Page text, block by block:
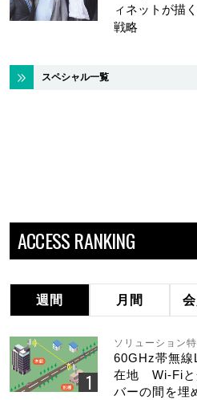
ィネットが描
戦略
スペシャル一覧
ACCESS RANKING
週間 月間
ソリューション
60GHz帯無線
在地 Wi-Fiと
バーの間を埋